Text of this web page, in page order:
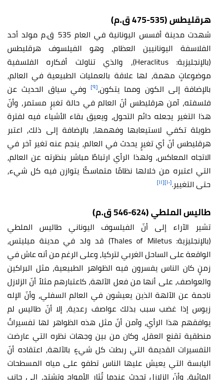
هرقليطس (535-475 ق.م)
شهدت مدينة أفسس اليونانية في العام 535 ق.م مولد أحد
الفلاسفة اليونانيين العظام، وهو الفيلسوف هرقليطس
(بالإنجليزية: Heraclitus)، والذي تناولت أفكاره الفلسفية
موضوعاتٍ مهمة، لها علاقة بالعمليات الطبيعية في العالم،
بالإضافة إلى الكون ومما يتكون،[٩]
وفي سياق الحديث عن
فلسفته، آمن هرقليطس أنّ العالم في حالة تغيرٍ مستمر، وأنّ
هذا التغير يجعله دائم التحول، ويعيق بقاء الأشياء فيه لفترة
طويلة تكفي لاستيعابها وفهمها، بالإضافة إلى ذلك، اعتبر
هرقليطس أنّ أي تغيرٍ يحدث في العالم، ينجم عنه تغير آخر في
الاتجاه المعاكس، ولهذا الرأي ارتباطٌ مباشر بنظرته عن العالم،
التي اعتبره من خلالها نظامًا متماسكًا يتوازن فيه كل شيء،
حتى التغيير.[١٠] [١١]
طاليس الملطي (624-546 ق.م)
تشير الآراء إلى أنّ الفيلسوف اليوناني طاليس الملطي
(بالإنجليزية: Thales of Miletus) قد ولد في مدينة ميليتس،
الواقعة على الساحل الغربي لتركيا، وعلى الرغم من أنه عاش في
زمنٍ كان الناس يفسرون فيه الظواهر الطبيعية، مثل البراكين
والعواصف، على أنها من فعل الآلهة، كاعتبارهم مثلاً أنّ الزلازل
ناجمة عن الآلهة الذين يعيشون في العالم السفلي، وأنّ الإله
زيوس إذا غضب سبب بذلك عواصف رعدية، إلا أنّ طاليس لم
يوافقهم هذا الرأي، وآمن أنّ مثل هذه الظواهر لها تفسيراتٌ
منطقية تقنع العقل، وكان من بين وجهات نظره التي عارضت
التفسيرات القديمة التي ربطت كل شيءٍ بالآلهة، اعتقاده أنّ
اليابسة التي يعيش عليها الناس تطفو على مياه المسطحات
المائية، وأنّ الزلازل تحدث عندما تُثار الأمواج وتشتد، إلى جانب